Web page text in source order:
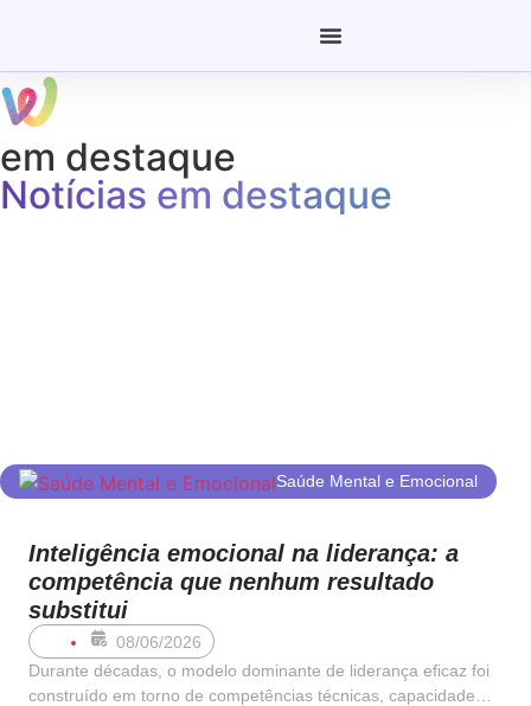
em destaque
Notícias em destaque
Saúde Mental e Emocional
Inteligência emocional na liderança: a
competência que nenhum resultado
substitui
08/06/2026
Durante décadas, o modelo dominante de liderança eficaz foi
construído em torno de competências técnicas, capacidade